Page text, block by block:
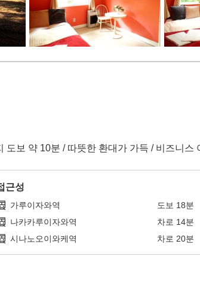
보 약 10분 / 따뜻한 환대가 가득 / 비즈니스
근성
가루이자와역 도보 18분
나카카루이자와역
차로 14분
시나노오이와케역
차로 20분